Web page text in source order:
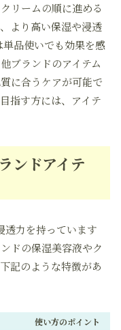
リームの順に進める
より高い保湿や浸透
品使いでも効果を感
ブランドのアイテム
に合うケアが可能で
指す方には、アイテ
ンドアイテ
力を持っています
ドの保湿美容液やク
記のような特徴があ
使い方のポイント